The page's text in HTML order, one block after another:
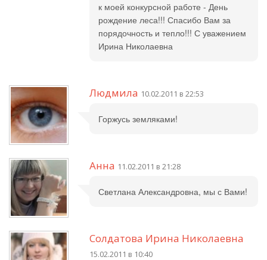
к моей конкурсной работе - День
рождение леса!!! Спасибо Вам за
порядочность и тепло!!! С уважением
Ирина Николаевна
Людмила 10.02.2011 в 22:53
Горжусь земляками!
Анна 11.02.2011 в 21:28
Светлана Александровна, мы с Вами!
Солдатова Ирина Николаевна
15.02.2011 в 10:40